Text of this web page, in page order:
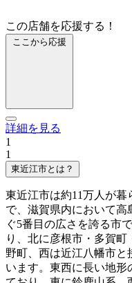
この店舗を応援する！
ここから応援
詳細を見る
1
1
東近江市とは？
東近江市は約11万人が暮
で、滋賀県内において高
ぐ5番目の広さを誇る市
り、北に彦根市・多賀町
野町、西は近江八幡市と
います。東西に長い地